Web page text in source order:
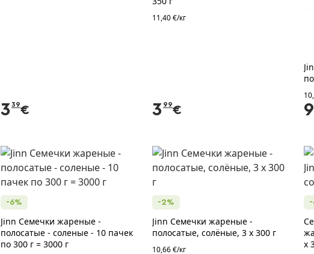
3 39€
11,40 €/кг
3 99€ 9
-6%
Jinn Семечки жареные -
полосатые - соленые - 10 пачек
по 300 г = 3000 г
-2%
Jinn Семечки жареные -
полосатые, солёные, 3 х 300 г
10,66 €/кг
-
x